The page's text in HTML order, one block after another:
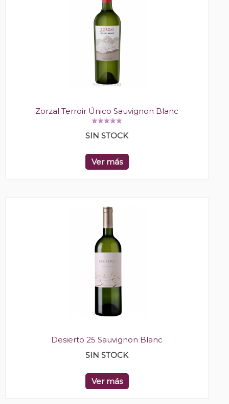
Zorzal Terroir Único Sauvignon Blanc
SIN STOCK
Ver más
Desierto 25 Sauvignon Blanc
SIN STOCK
Ver más